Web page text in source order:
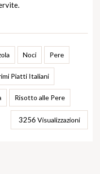
Noci Pere
Piatti Italiani
Risotto alle Pere
3256 Visualizzazioni